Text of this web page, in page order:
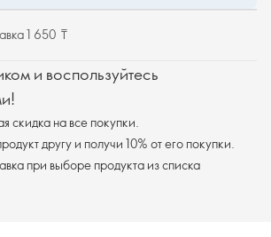
1 650 ₸
и воспользуйтесь
скидка на все покупки.
другу и получи 10% от его покупки.
при выборе продукта из списка